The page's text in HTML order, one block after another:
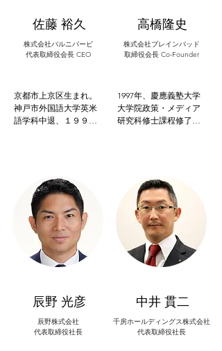
佐藤 裕久
株式会社バルニバービ
代表取締役会長 CEO
京都市上京区生まれ。
神戸市外国語大学英米
語学科中退、１９９１
０２３年９月末時点）
のレストラン・カフ
ェ・ホテルを展開。近
年は、淡路島をはじめ
島根県出雲市などでも
「住みたくなる街づく
り」をテーマに、食と
宿を切り口に地方創再
著書に『一杯のカフェ
の力を信じますか？』
（河出書房新社）『日
本一カフェで街を変え
辰野 光彦
辰野株式会社
代表取締役社長
に上場企業の経営者30
名以上からLP出資を受
けたエンジェルファン
ドを組成。2020年10月
チャーの育成にも力を
注ぐ。2022年2月エンジ
ェルファンド２号を組
成。2023年8月には関西
の生活をアップデート
するスタートアップを
中心に投資を担当。
高橋隆史
株式会社ブレインパッド
取締役会長 Co-Founder
1997年、慶應義塾大学
大学院政策・メディア
研究科修士課程修了。
立し代表取締役社長に
就任、9年で東証一部上
場（現東証プライム市
場）まで導く。2023
年7月より同社取締役会
長に就任。データサイ
エンティスト協会代表
理事、東京大学エクス
外取締役を務めるほ
か、各種行政省庁の委
員会活動にも協力し、
日本のデータサイエン
中井 貫二
千房ホールディングス株式会社
代表取締役社長